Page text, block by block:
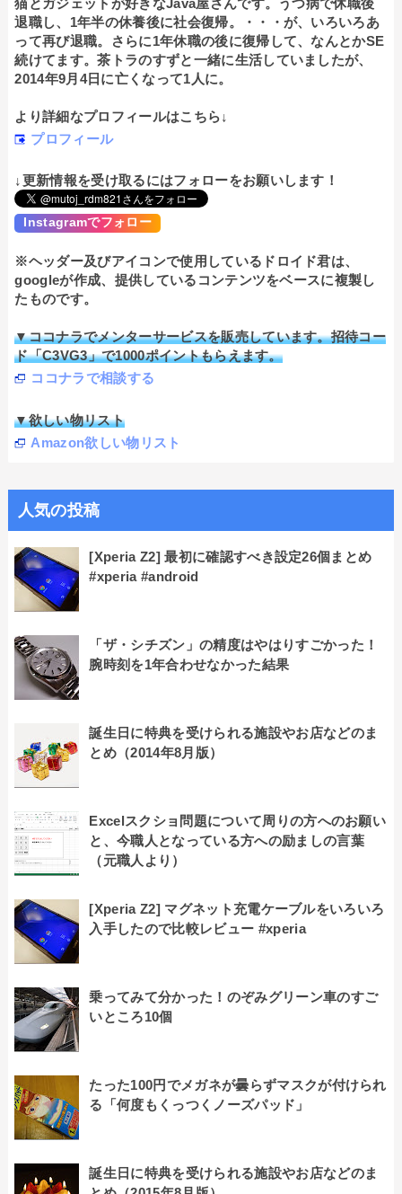
退職し、1年半の休養後に社会復帰。・・・が、いろいろあ
って再び退職。さらに1年休職の後に復帰して、なんとかSE
続けてます。茶トラのすずと一緒に生活していましたが、
2014年9月4日に亡くなって1人に。
より詳細なプロフィールはこちら↓
プロフィール
↓更新情報を受け取るにはフォローをお願いします！
Instagramでフォロー
※ヘッダー及びアイコンで使用しているドロイド君は、
googleが作成、提供しているコンテンツをベースに複製し
たものです。
▼ココナラでメンターサービスを販売しています。招待コー
ド「C3VG3」で1000ポイントもらえます。
ココナラで相談する
▼欲しい物リスト
Amazon欲しい物リスト
人気の投稿
[Xperia Z2] 最初に確認すべき設定26個まとめ
#xperia #android
「ザ・シチズン」の精度はやはりすごかった！
腕時刻を1年合わせなかった結果
誕生日に特典を受けられる施設やお店などのま
とめ（2014年8月版）
Excelスクショ問題について周りの方へのお願い
と、今職人となっている方への励ましの言葉
（元職人より）
[Xperia Z2] マグネット充電ケーブルをいろいろ
入手したので比較レビュー #xperia
乗ってみて分かった！のぞみグリーン車のすご
いところ10個
たった100円でメガネが曇らずマスクが付けられ
る「何度もくっつくノーズパッド」
誕生日に特典を受けられる施設やお店などのま